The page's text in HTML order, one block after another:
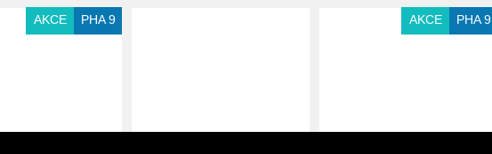
pro registrované
AKCE PHA 9 Extra slevy pro registrované
AKCE PHA 9